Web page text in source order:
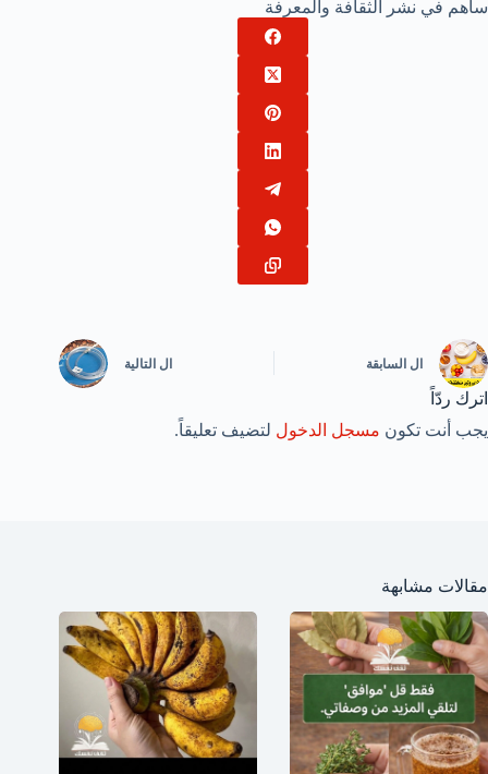
ساهم في نشر الثقافة والمعرفة
ال السابقة ال التالية
اترك ردّاً
يجب أنت تكون مسجل الدخول لتضيف تعليقاً.
مقالات مشابهة